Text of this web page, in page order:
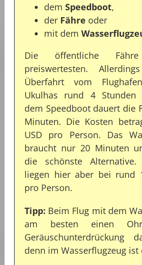
dem Speedboot,
der Fähre oder
mit dem
Die öffentliche
preiswertesten.
Überfahrt vom
Ukulhas rund 4 Stunden
dem Speedboot dauert die
Minuten. Die Kosten
USD pro Person. Das
braucht nur 20 Minuten
die schönste
liegen hier aber bei rund
pro Person.
Tipp: Beim Flug mit dem
am besten einen
Geräuschunterdrückung
denn im Wasserflugzeug ist